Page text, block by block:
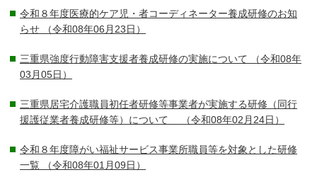
令和８年度医療的ケア児・者コーディネーター養成研修のお知
らせ （令和08年06月23日）
三重県強度行動障害支援者養成研修の実施について （令和08年
03月05日）
三重県居宅介護職員初任者研修等事業者が実施する研修（同行
援護従業者養成研修等）について
（令和08年02月24日）
令和８年度障がい福祉サービス事業所職員等を対象とした研修
一覧 （令和08年01月09日）